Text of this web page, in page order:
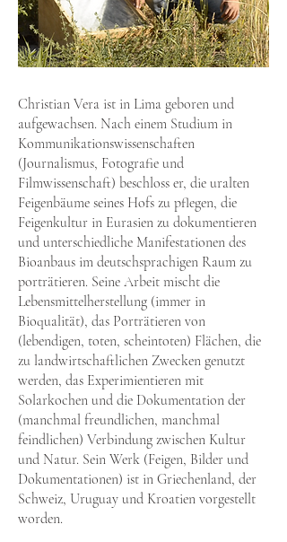
Christian Vera ist in Lima geboren und
aufgewachsen. Nach einem Studium in
Kommunikationswissenschaften
(Journalismus, Fotografie und
Filmwissenschaft) beschloss er, die uralten
Feigenbäume seines Hofs zu pflegen, die
Feigenkultur in Eurasien zu dokumentieren
und unterschiedliche Manifestationen des
Bioanbaus im deutschsprachigen Raum zu
porträtieren. Seine Arbeit mischt die
Lebensmittelherstellung (immer in
Bioqualität), das Porträtieren von
(lebendigen, toten, scheintoten) Flächen, die
zu landwirtschaftlichen Zwecken genutzt
werden, das Experimientieren mit
Solarkochen und die Dokumentation der
(manchmal freundlichen, manchmal
feindlichen) Verbindung zwischen Kultur
und Natur. Sein Werk (Feigen, Bilder und
Dokumentationen) ist in Griechenland, der
Schweiz, Uruguay und Kroatien vorgestellt
worden.